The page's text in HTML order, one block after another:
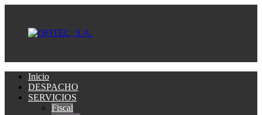
Inicio
DESPACHO
SERVICIOS
Fiscal